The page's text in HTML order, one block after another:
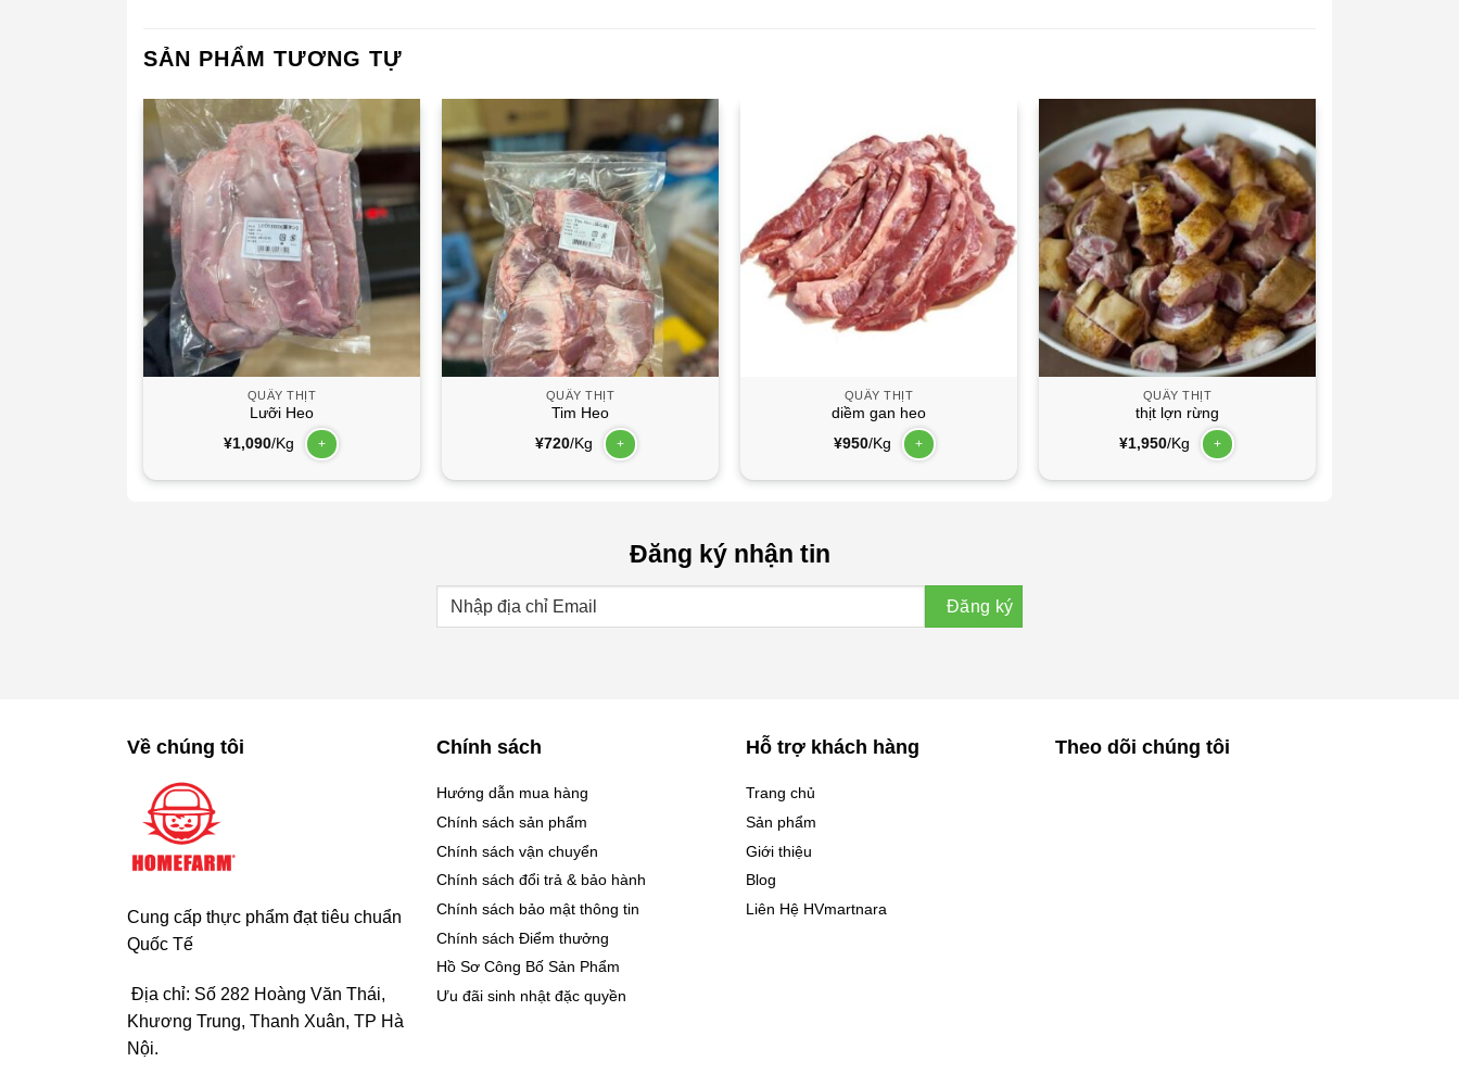
SẢN PHẨM TƯƠNG TỰ
QUẦY THỊT
Lưỡi Heo
¥1,090/Kg +
QUẦY THỊT
Tim Heo
¥720/Kg +
QUẦY THỊT
diềm gan heo
¥950/Kg +
QUẦY THỊT
thịt lợn rừng
¥1,950/Kg +
Đăng ký nhận tin
Về chúng tôi
Cung cấp thực phẩm đạt tiêu chuẩn
Quốc Tế
Địa chỉ: Số 282 Hoàng Văn Thái,
Khương Trung, Thanh Xuân, TP Hà
Nội.
Chính sách
Hướng dẫn mua hàng
Chính sách sản phẩm
Chính sách vận chuyển
Chính sách đổi trả & bảo hành
Chính sách bảo mật thông tin
Chính sách Điểm thưởng
Hồ Sơ Công Bố Sản Phẩm
Ưu đãi sinh nhật đặc quyền
Hỗ trợ khách hàng
Trang chủ
Sản phẩm
Giới thiệu
Blog
Liên Hệ HVmartnara
Theo dõi chúng tôi